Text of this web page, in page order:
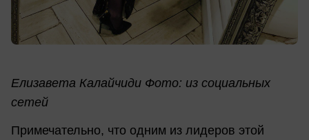
Елизавета Калайчиди Фото: из социальных
сетей
Примечательно, что одним из лидеров этой